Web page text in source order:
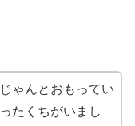
ゃんとおもってい
たくちがいまし